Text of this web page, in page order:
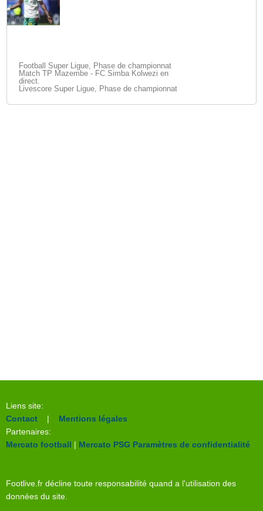
Football Super Ligue, Phase de championnat
Match TP Mazembe - FC Simba Kolwezi en
direct.
Livescore Super Ligue, Phase de championnat
Liens site:
Contact | Mentions légales
Partenaires:
Mercato football | Mercato PSG Paramètres de confidentialité
Footlive.fr décline toute responsabilité quand a l'utilisation des
données du site.